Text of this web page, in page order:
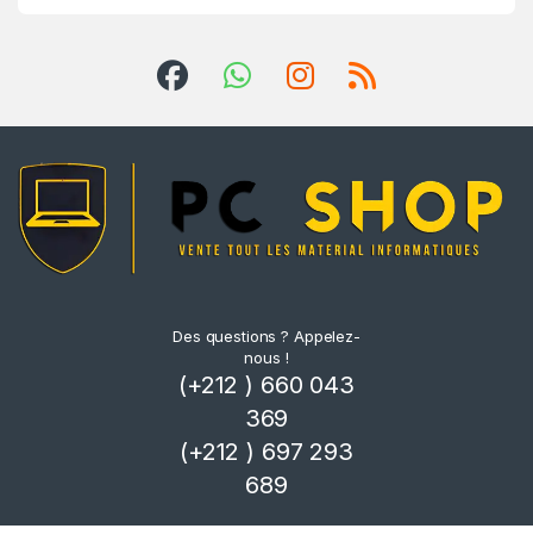
Des questions ? Appelez-
nous !
(+212 ) 660 043
369
(+212 ) 697 293
689